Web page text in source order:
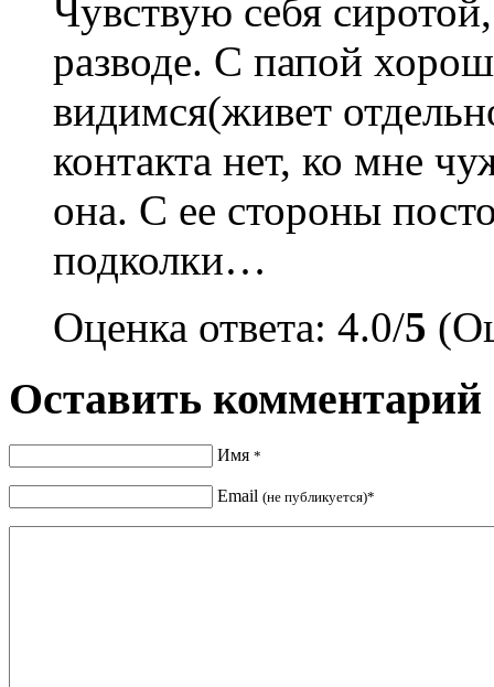
Чувствую себя
разводе. С папой
видимся(живет
контакта нет, ко мне
она. С ее стороны
подколки…
Оценка ответа: 4.0/5
Оставить комментарий
Имя *
Email (не публикуется)*